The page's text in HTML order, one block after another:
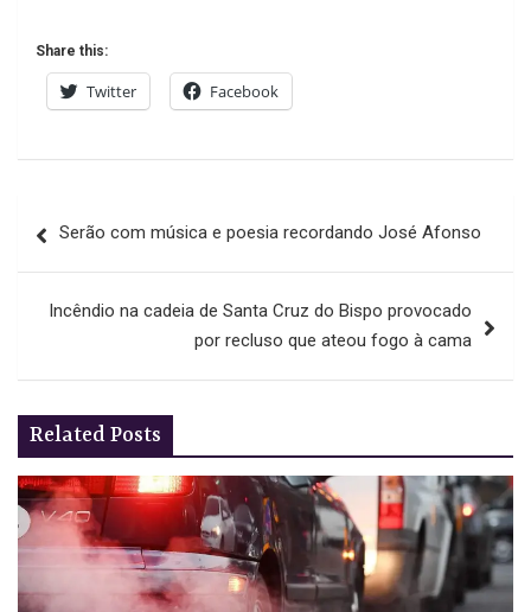
Share this:
Twitter Facebook
de
Serão com música e poesia recordando José Afonso
Incêndio na cadeia de Santa Cruz do Bispo provocado
por recluso que ateou fogo à cama
Related Posts